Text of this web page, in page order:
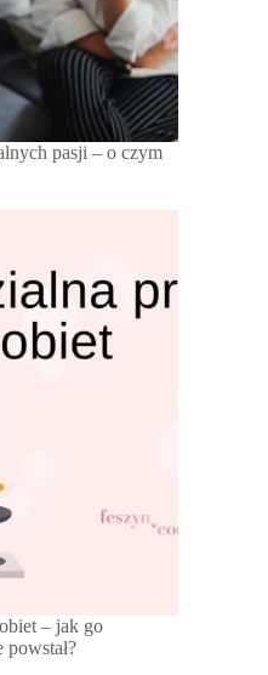
pasji – o czym
– jak go